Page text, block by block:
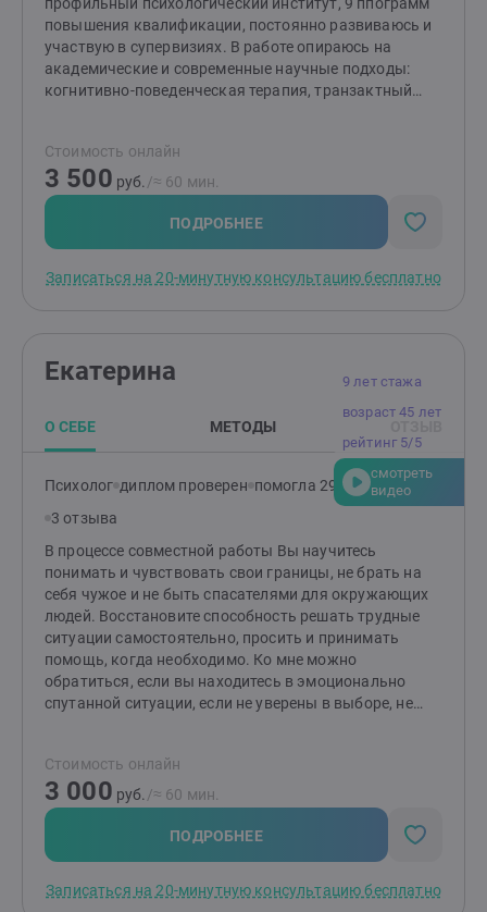
повышения квалификации, постоянно развиваюсь и
участвую в супервизиях. В работе опираюсь на
академические и современные научные подходы:
когнитивно-поведенческая терапия, транзактный
сопровождение. Принимаю очно в Санкт-Петербурге
и онлайн Провожу бесплатную 20-минутную
ознакомительную встречу, чтобы вы могли спокойно
задать вопросы и описать свой запрос.
Стоимость онлайн
3 500 руб. /≈ 60 мин.
ПОДРОБНЕЕ
Записаться на 20-минутную консультацию бесплатно
9 лет стажа
возраст 45 лет
рейтинг 5/5
смотреть
видео
Екатерина
О СЕБЕ МЕТОДЫ
Психолог диплом проверен помогла 293 клиентам
3 отзыва
В процессе совместной работы Вы научитесь
понимать и чувствовать свои границы, не брать на
себя чужое и не быть спасателями для окружающих
людей. Восстановите способность решать трудные
ситуации самостоятельно, просить и принимать
помощь, когда необходимо. Ко мне можно
обратиться, если вы находитесь в эмоционально
спутанной ситуации, если не уверены в выборе, не
Стоимость онлайн
3 000 руб. /≈ 60 мин.
ПОДРОБНЕЕ
Записаться на 20-минутную консультацию бесплатно